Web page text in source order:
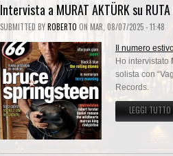
Intervista a MURAT AKTÜRK su
SUBMITTED BYROBERTO ON MAR, 08/07/2025 - 11:48
Il numero
Ho intervistato
solista con
Records.
LEGGI TUTTO